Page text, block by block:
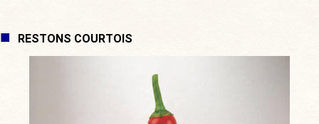
RESTONS COURTOIS